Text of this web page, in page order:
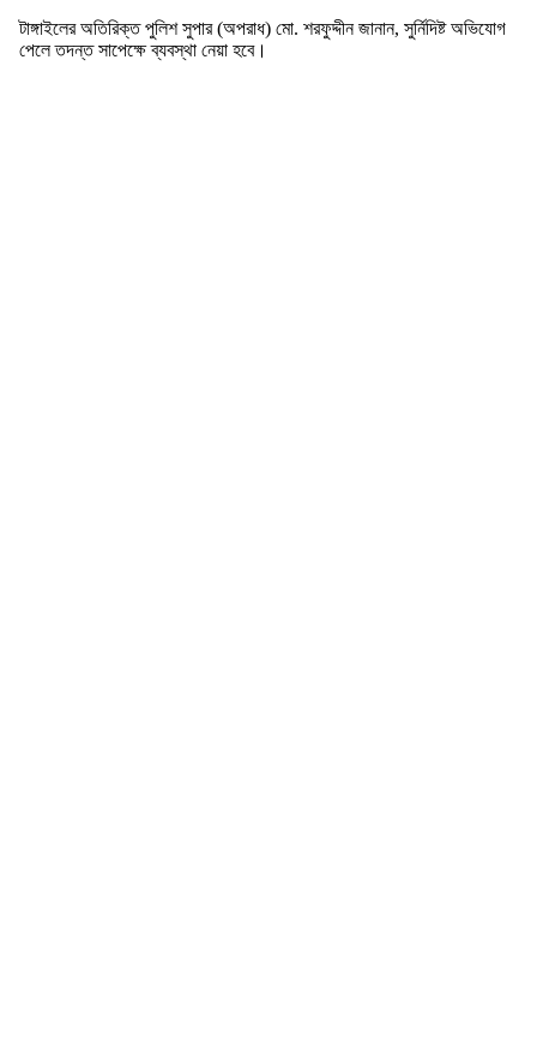
টাঙ্গাইলের অতিরিক্ত পুলিশ সুপার (অপরাধ) মো. শরফুদ্দীন জানান, সুর্নিদিষ্ট অভিযোগ
পেলে তদন্ত সাপেক্ষে ব্যবস্থা নেয়া হবে।